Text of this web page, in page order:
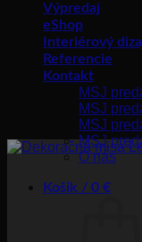
Výpredaj
eShop
Interiérový
Referencie
Kontakt
MSJ
MSJ
MSJ
MSJ
O nás
Košík / 0 €